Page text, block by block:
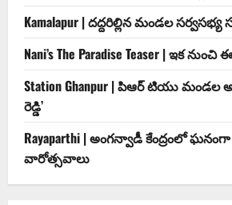
Kamalapur | దద్దరిల్లిన మండల
Nani’s The Paradise Teaser | ఇక
Station Ghanpur | పిఆర్ టియు మండల
రెడ్డి’
Rayaparthi | అంగన్వాడీ కేంద్రంలో
వారోత్సవాలు